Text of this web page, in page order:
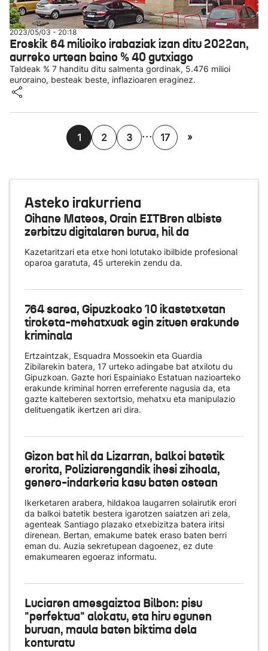
2023/05/03 - 20:18
Eroskik 64 milioiko irabaziak izan ditu 2022an,
aurreko urtean baino % 40 gutxiago
Taldeak % 7 handitu ditu salmenta gordinak, 5.476 milioi
euroraino, besteak beste, inflazioaren eraginez.
1 2 3 ... 17 »
Asteko irakurriena
Oihane Mateos, Orain EITBren albiste
zerbitzu digitalaren burua, hil da
Kazetaritzari eta etxe honi lotutako ibilbide profesional
oparoa garatuta, 45 urterekin zendu da.
764 sarea, Gipuzkoako 10 ikastetxetan
tiroketa-mehatxuak egin zituen erakunde
kriminala
Ertzaintzak, Esquadra Mossoekin eta Guardia
Zibilarekin batera, 17 urteko adingabe bat atxilotu du
Gipuzkoan. Gazte hori Espainiako Estatuan nazioarteko
erakunde kriminal horren erreferente nagusia da, eta
gazte kalteberen sextortsio, mehatxu eta manipulazio
delituengatik ikertzen ari dira.
Gizon bat hil da Lizarran, balkoi batetik
erorita, Poliziarengandik ihesi zihoala,
genero-indarkeria kasu baten ostean
Ikerketaren arabera, hildakoa laugarren solairutik erori
da balkoi batetik bestera igarotzen saiatzen ari zela,
agenteak Santiago plazako etxebizitza batera iritsi
direnean. Bertan, emakume batek eraso baten berri
eman du. Auzia sekretupean dagoenez, ez dute
emakumearen egoeraz informatu.
Luciaren amesgaiztoa Bilbon: pisu
"perfektua" alokatu, eta hiru egunen
buruan, maula baten biktima dela
konturatu